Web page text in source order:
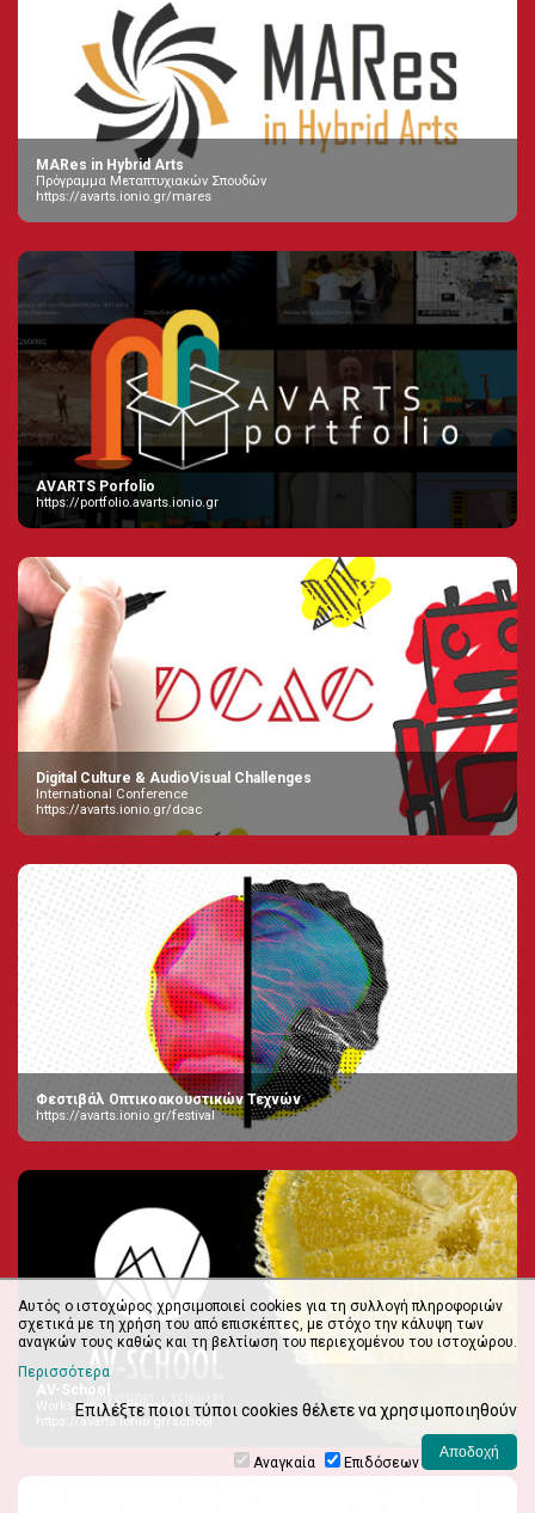
MARes in Hybrid Arts
Πρόγραμμα Μεταπτυχιακών Σπουδών
https://avarts.ionio.gr/mares
AVARTS Porfolio
https://portfolio.avarts.ionio.gr
Digital Culture & AudioVisual Challenges
International Conference
https://avarts.ionio.gr/dcac
Φεστιβάλ Οπτικοακουστικών Τεχνών
https://avarts.ionio.gr/festival
AV-School
Workshops | Seminars
https://avarts.ionio.gr/school
Αυτός ο ιστοχώρος χρησιμοποιεί cookies για τη συλλογή πληροφοριών
σχετικά με τη χρήση του από επισκέπτες, με στόχο την κάλυψη των
αναγκών τους καθώς και τη βελτίωση του περιεχομένου του ιστοχώρου.
Περισσότερα
Επιλέξτε ποιοι τύποι cookies θέλετε να χρησιμοποιηθούν
Αναγκαία Επιδόσεων